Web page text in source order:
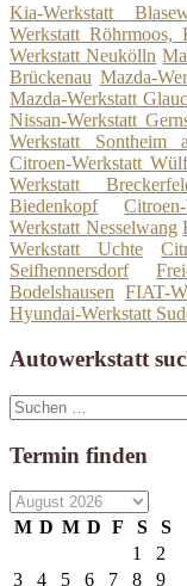
Kia-Werkstatt
Werkstatt Röhrmoos,
Werkstatt Neukölln
Brückenau Mazda-
Mazda-Werkstatt
Nissan-Werkstatt
Werkstatt Sontheim
Citroen-Werkstatt
Werkstatt
Biedenkopf
Werkstatt Nesselwang
Werkstatt Uchte
Seifhennersdorf
Bodelshausen FIAT-
Hyundai-Werkstatt
Autowerkstatt
Suche
nach:
Termin finden
M D M D F S
S
1
2
3
4 5 6 7 8
9